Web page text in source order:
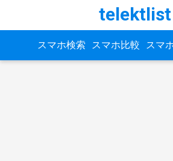
telektlist
スマホ検索 スマホ比較 スマ